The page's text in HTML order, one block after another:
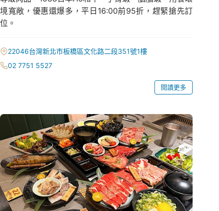
境寬敞，優惠還爆多，平日16:00前95折，趕緊搶先訂
位。
22046台灣新北市板橋區文化路二段351號1樓
02 7751 5527
閱讀更多